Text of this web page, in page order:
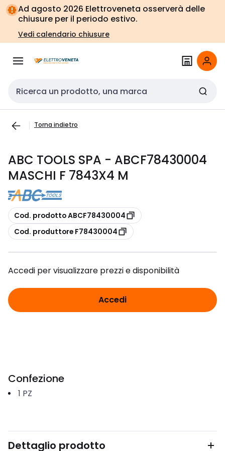
Vai alla
navigazione
Vai
alla
pagina
Ad agosto 2026 Elettroveneta osserverà delle
chiusure per il periodo estivo.
Vedi calendario chiusure
Cerca input
Torna indietro
ABC TOOLS SPA - ABCF78430004
MASCHI F 7843X4 M
copia
Cod. prodotto ABCF78430004
copia
Cod. produttore F78430004
Accedi per visualizzare prezzi e disponibilità
Accedi
Confezione
1 PZ
Dettaglio prodotto